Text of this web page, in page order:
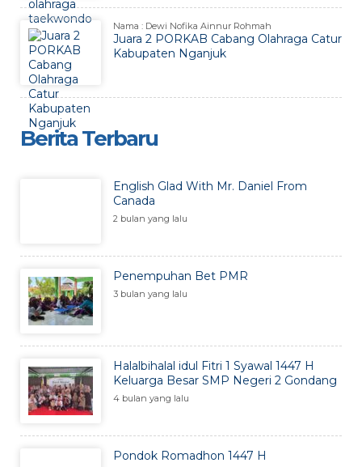
Nama : Dewi Nofika Ainnur Rohmah
Juara 2 PORKAB Cabang Olahraga Catur
Kabupaten Nganjuk
Berita Terbaru
English Glad With Mr. Daniel From
Canada
2 bulan yang lalu
Penempuhan Bet PMR
3 bulan yang lalu
Halalbihalal idul Fitri 1 Syawal 1447 H
Keluarga Besar SMP Negeri 2 Gondang
4 bulan yang lalu
Pondok Romadhon 1447 H